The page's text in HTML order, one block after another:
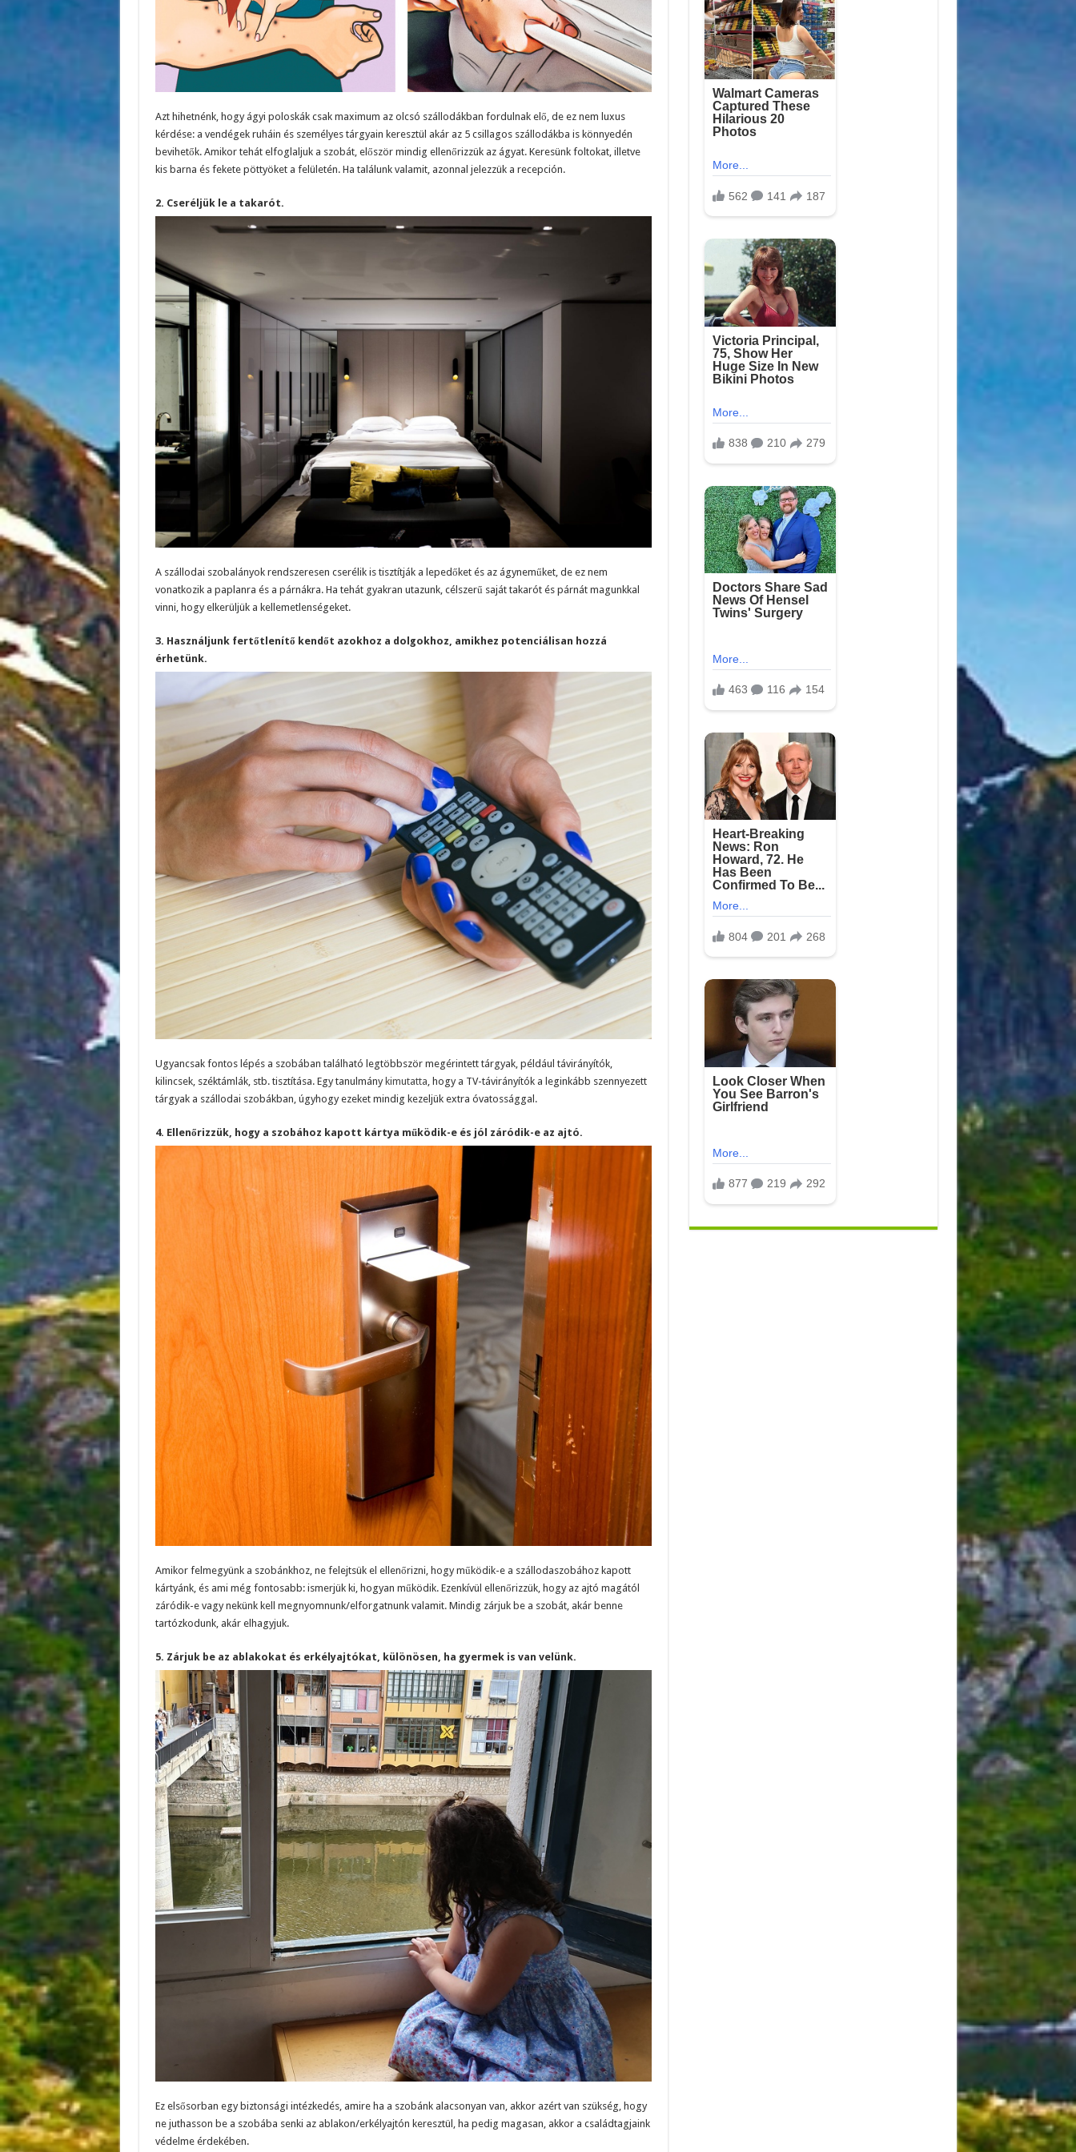
Azt hihetnénk, hogy ágyi poloskák csak maximum az olcsó szállodákban fordulnak elő, de ez nem luxus
kérdése: a vendégek ruháin és személyes tárgyain keresztül akár az 5 csillagos szállodákba is könnyedén
bevihetők. Amikor tehát elfoglaljuk a szobát, először mindig ellenőrizzük az ágyat. Keresünk foltokat, illetve
kis barna és fekete pöttyöket a felületén. Ha találunk valamit, azonnal jelezzük a recepción.
2. Cseréljük le a takarót.
A szállodai szobalányok rendszeresen cserélik is tisztítják a lepedőket és az ágyneműket, de ez nem
vonatkozik a paplanra és a párnákra. Ha tehát gyakran utazunk, célszerű saját takarót és párnát magunkkal
vinni, hogy elkerüljük a kellemetlenségeket.
3. Használjunk fertőtlenítő kendőt azokhoz a dolgokhoz, amikhez potenciálisan hozzá
érhetünk.
Ugyancsak fontos lépés a szobában található legtöbbször megérintett tárgyak, például távirányítók,
kilincsek, széktámlák, stb. tisztítása. Egy tanulmánykimutatta , hogy a TV-távirányítók a leginkább szennyezett
tárgyak a szállodai szobákban, úgyhogy ezeket mindig kezeljük extra óvatossággal.
4. Ellenőrizzük, hogy a szobához kapott kártya működik-e és jól záródik-e az ajtó.
Amikor felmegyünk a szobánkhoz, ne felejtsük el ellenőrizni, hogy működik-e a szállodaszobához kapott
kártyánk, és ami még fontosabb: ismerjük ki, hogyan működik. Ezenkívül ellenőrizzük, hogy az ajtó magától
záródik-e vagy nekünk kell megnyomnunk/elforgatnunk valamit. Mindig zárjuk be a szobát, akár benne
tartózkodunk, akár elhagyjuk.
5. Zárjuk be az ablakokat és erkélyajtókat, különösen, ha gyermek is van velünk.
Ez elsősorban egy biztonsági intézkedés, amire ha a szobánk alacsonyan van, akkor azért van szükség, hogy
ne juthasson be a szobába senki az ablakon/erkélyajtón keresztül, ha pedig magasan, akkor a családtagjaink
védelme érdekében.